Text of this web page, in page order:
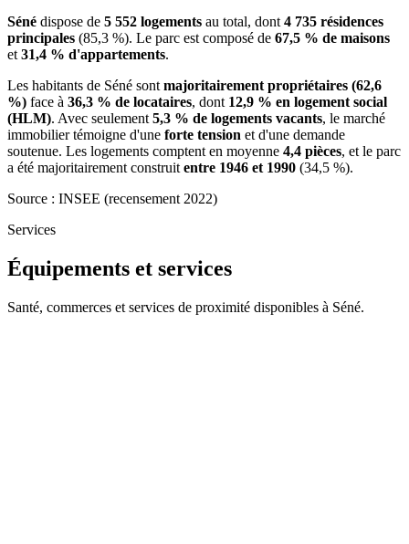
Séné dispose de 5 552 logements au total, dont4 735 résidences
principales (85,3 %). Le parc est composé de 67,5 % de maisons
et31,4 % d'appartements.
Les habitants de Séné sontmajoritairement propriétaires (62,6
%) face à 36,3 % de locataires, dont 12,9 % en logement social
(HLM). Avec seulement5,3 % de logements vacants, le marché
immobilier témoigne d'une forte tension et d'une demande
soutenue. Les logements comptent en moyenne 4,4 pièces, et le parc
a été majoritairement construitentre 1946 et 1990 (34,5 %).
Source : INSEE (recensement 2022)
Services
Équipements et services
Santé, commerces et services de proximité disponibles à Séné.